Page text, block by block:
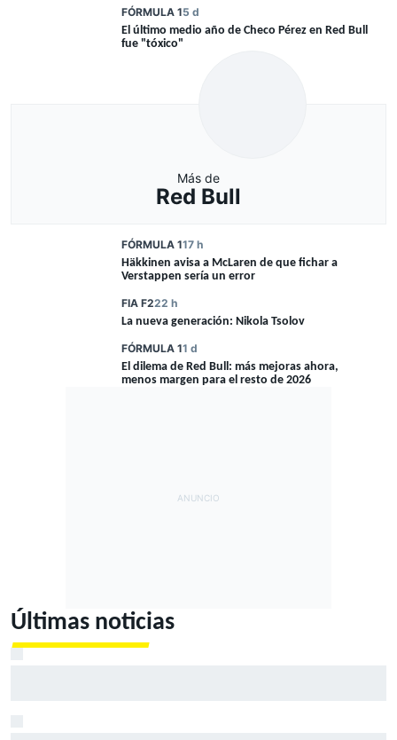
FÓRMULA 15 d
El último medio año de Checo Pérez en Red Bull
fue "tóxico"
Más de
Red Bull
FÓRMULA 117 h
Häkkinen avisa a McLaren de que fichar a
Verstappen sería un error
FIA F222 h
La nueva generación: Nikola Tsolov
FÓRMULA 11 d
El dilema de Red Bull: más mejoras ahora,
menos margen para el resto de 2026
Últimas noticias